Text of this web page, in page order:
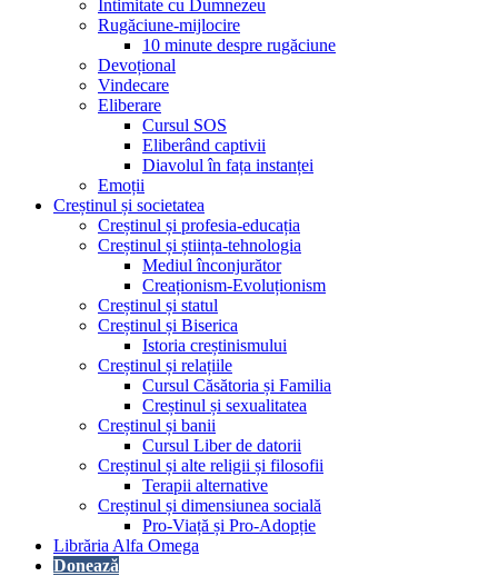
Intimitate cu Dumnezeu
Rugăciune-mijlocire
10 minute despre rugăciune
Devoțional
Vindecare
Eliberare
Cursul SOS
Eliberând captivii
Diavolul în fața instanței
Emoții
Creștinul și societatea
Creștinul și profesia-educația
Creștinul și știința-tehnologia
Mediul înconjurător
Creaționism-Evoluționism
Creștinul și statul
Creștinul și Biserica
Istoria creștinismului
Creștinul și relațiile
Cursul Căsătoria și Familia
Creștinul și sexualitatea
Creștinul și banii
Cursul Liber de datorii
Creștinul și alte religii și filosofii
Terapii alternative
Creștinul și dimensiunea socială
Pro-Viață și Pro-Adopție
Librăria Alfa Omega
Donează